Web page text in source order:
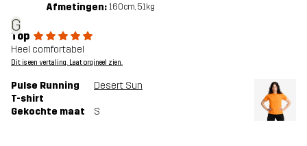
G
Afmetingen: 160cm, 51kg
Top
Heel comfortabel
Dit is een vertaling. Laat orgineel zien.
Pulse Running
T-shirt
Desert Sun
Gekochte maat S